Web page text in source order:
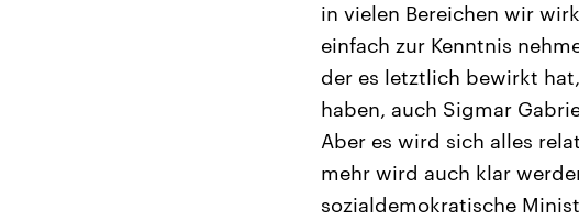
in vielen Bereichen wir
einfach zur Kenntnis
der es letztlich bewirkt
haben, auch Sigmar
Aber es wird sich alles
mehr wird auch klar
sozialdemokratische